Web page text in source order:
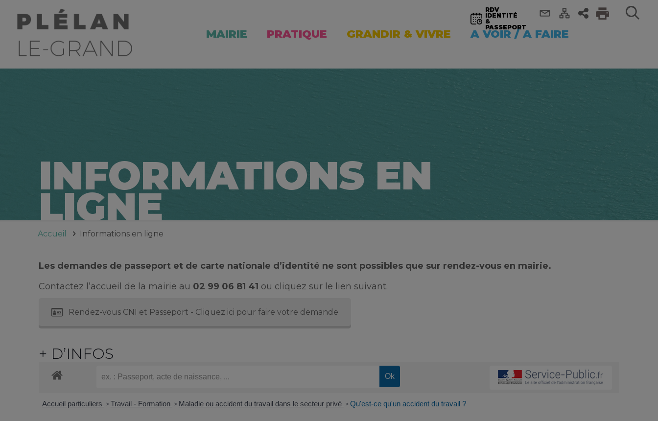
MAIRIE PRATIQUE GRANDIR & VIVRE A VOIR / A FAIRE
RDV
IDENTITÉ
&
PASSEPORT
INFORMATIONS EN
LIGNE
Accueil Informations en ligne
Les demandes de passeport et de carte nationale d’identité ne sont possibles que sur rendez-vous en mairie.
Contactez l’accueil de la mairie au 02 99 06 81 41 ou cliquez sur le lien suivant.
Rendez-vous CNI et Passeport - Cliquez ici pour faire votre demande
+ D’INFOS
Accueil particuliers > Travail - Formation > Maladie ou accident du travail dans le secteur privé > Qu'est-ce qu'un accident du travail ?